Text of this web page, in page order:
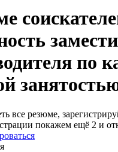
по
все резюме,
покажем ещё 2 и